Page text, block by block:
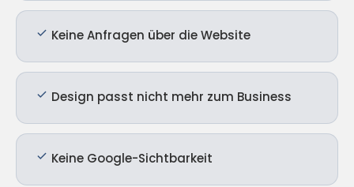
Keine Anfragen über die Website
Design passt nicht mehr zum Business
Keine Google-Sichtbarkeit